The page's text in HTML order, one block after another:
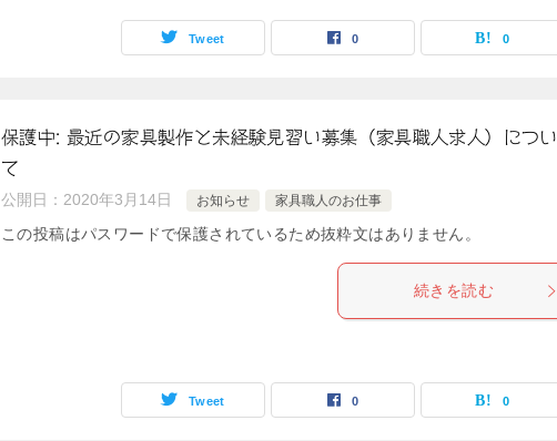
Tweet 0 0
保護中: 最近の家具製作と未経験見習い募集（家具職人求人）につい
て
公開日： 2020年3月14日 お知らせ 家具職人のお仕事
この投稿はパスワードで保護されているため抜粋文はありません。
続きを読む
Tweet 0 0